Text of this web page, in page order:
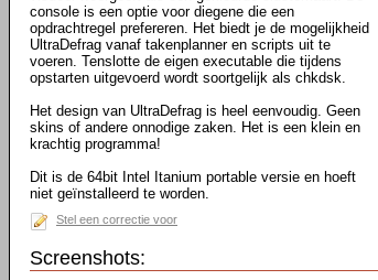
console is een optie voor diegene die een
opdrachtregel prefereren. Het biedt je de mogelijkheid
UltraDefrag vanaf takenplanner en scripts uit te
voeren. Tenslotte de eigen executable die tijdens
opstarten uitgevoerd wordt soortgelijk als chkdsk.
Het design van UltraDefrag is heel eenvoudig. Geen
skins of andere onnodige zaken. Het is een klein en
krachtig programma!
Dit is de 64bit Intel Itanium portable versie en hoeft
niet geïnstalleerd te worden.
Stel een correctie voor
Screenshots: